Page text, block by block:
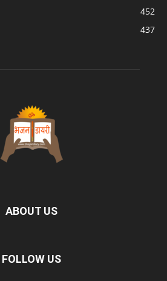
452
437
ABOUT US
FOLLOW US